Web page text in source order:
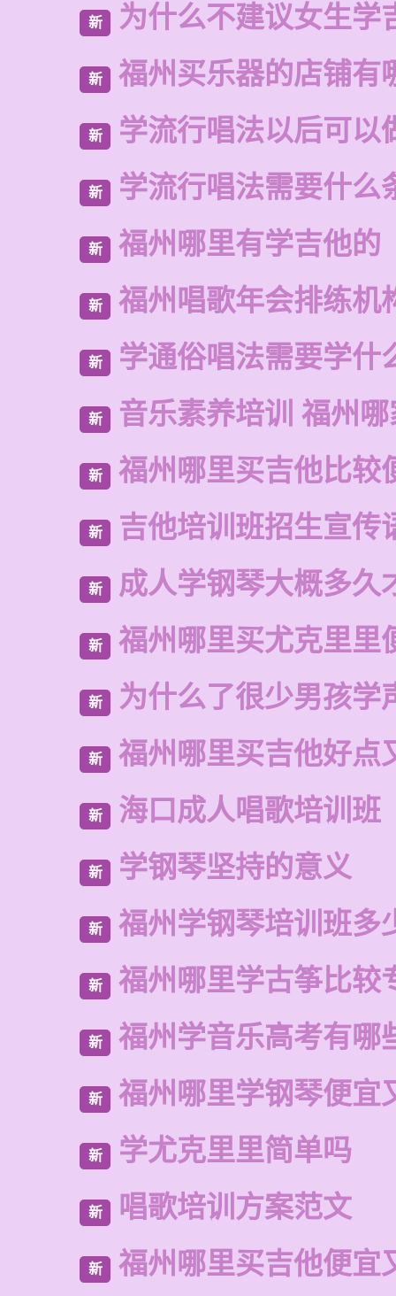
新 为什么不建议女生学
新 福州买乐器的店铺有
新 学流行唱法以后可以
新 学流行唱法需要什么
新 福州哪里有学吉他的
新 福州唱歌年会排练机
新 学通俗唱法需要学什
新 音乐素养培训 福州
新 福州哪里买吉他比较
新 吉他培训班招生宣传
新 成人学钢琴大概多久
新 福州哪里买尤克里里
新 为什么了很少男孩学
新 福州哪里买吉他好点
新 海口成人唱歌培训班
新 学钢琴坚持的意义
新 福州学钢琴培训班多
新 福州哪里学古筝比较
新 福州学音乐高考有哪
新 福州哪里学钢琴便宜
新 学尤克里里简单吗
新 唱歌培训方案范文
新 福州哪里买吉他便宜